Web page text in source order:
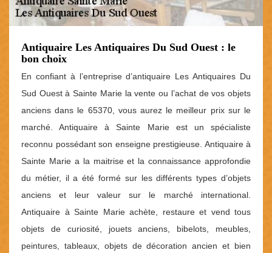
Antiquaire Les Antiquaires Du Sud Ouest : le
bon choix
En confiant à l’entreprise d’antiquaire Les Antiquaires Du
Sud Ouest à Sainte Marie la vente ou l’achat de vos objets
anciens dans le 65370, vous aurez le meilleur prix sur le
marché. Antiquaire à Sainte Marie est un spécialiste
reconnu possédant son enseigne prestigieuse. Antiquaire à
Sainte Marie a la maitrise et la connaissance approfondie
du métier, il a été formé sur les différents types d’objets
anciens et leur valeur sur le marché international.
Antiquaire à Sainte Marie achète, restaure et vend tous
objets de curiosité, jouets anciens, bibelots, meubles,
peintures, tableaux, objets de décoration ancien et bien